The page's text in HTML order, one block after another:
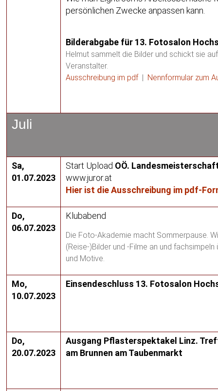
persönlichen Zwecke anpassen kann.
Bilderabgabe für 13. Fotosalon
Helmut sammelt die Bilder und schickt sie
Veranstalter.
Ausschreibung im pdf| Nennformular zum
Juli
Sa,
01.07.2023
Start Upload OÖ.
www.juror.at
Hier ist die Ausschreibung im pdf-
Do,
06.07.2023
Klubabend
Die Foto-Akademie macht Sommerpause.
(Reise-)Bilder und -Filme an und
und Motive.
Mo,
10.07.2023
Einsendeschluss 13. Fotosalon
Do,
20.07.2023
Ausgang Pflasterspektakel Linz.
am Brunnen am Taubenmarkt